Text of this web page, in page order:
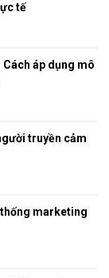
tế
Cách áp dụng mô
truyền cảm
marketing